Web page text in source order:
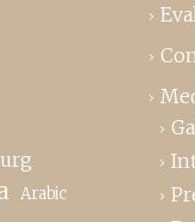
Arabic